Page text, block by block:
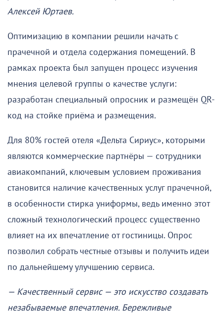
Алексей Юртаев.
Оптимизацию в компании решили начать с
прачечной и отдела содержания помещений. В
рамках проекта был запущен процесс изучения
мнения целевой группы о качестве услуги:
разработан специальный опросник и размещён QR-
код на стойке приёма и размещения.
Для 80% гостей отеля «Дельта Сириус», которыми
являются коммерческие партнёры — сотрудники
авиакомпаний, ключевым условием проживания
становится наличие качественных услуг прачечной,
в особенности стирка униформы, ведь именно этот
сложный технологический процесс существенно
влияет на их впечатление от гостиницы. Опрос
позволил собрать честные отзывы и получить идеи
по дальнейшему улучшению сервиса.
— Качественный сервис — это искусство создавать
незабываемые впечатления. Бережливые